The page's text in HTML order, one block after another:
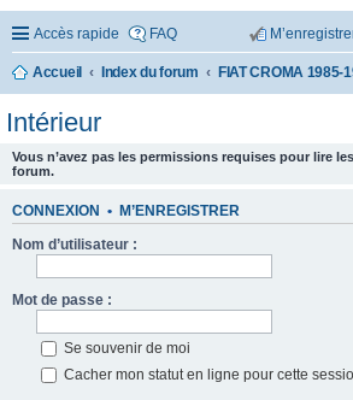
Accès rapide FAQ
Accueil Index du forum FIAT CROMA 1985-
Intérieur
Vous n’avez pas les permissions requises pour lire
forum.
CONNEXION • M’ENREGISTRER
Nom d’utilisateur :
Mot de passe :
Se souvenir de moi
Cacher mon statut en ligne pour cette